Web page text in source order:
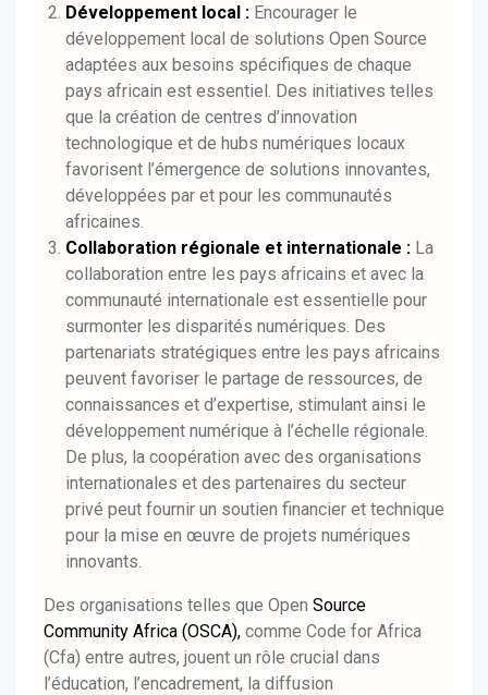
Développement local : Encourager le
développement local de solutions Open Source
adaptées aux besoins spécifiques de chaque
pays africain est essentiel. Des initiatives telles
que la création de centres d’innovation
technologique et de hubs numériques locaux
favorisent l’émergence de solutions innovantes,
développées par et pour les communautés
africaines.
Collaboration régionale et internationale : La
collaboration entre les pays africains et avec la
communauté internationale est essentielle pour
surmonter les disparités numériques. Des
partenariats stratégiques entre les pays africains
peuvent favoriser le partage de ressources, de
connaissances et d’expertise, stimulant ainsi le
développement numérique à l’échelle régionale.
De plus, la coopération avec des organisations
internationales et des partenaires du secteur
privé peut fournir un soutien financier et technique
pour la mise en œuvre de projets numériques
innovants.
Des organisations telles que Open Source
Community Africa (OSCA), comme Code for Africa
(Cfa) entre autres, jouent un rôle crucial dans
l’éducation, l’encadrement, la diffusion